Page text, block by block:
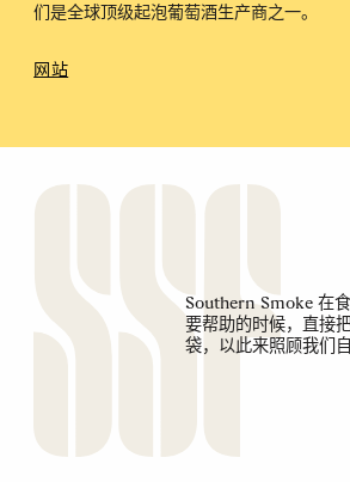
们是全球顶级起泡葡萄酒生产商之一。
网站
Southern Smoke 在
要帮助的时候，直接
袋，以此来照顾我们自